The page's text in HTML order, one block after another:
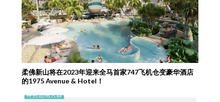
柔佛新山将在2023年迎来全马首家747飞机仓变豪华酒店
的1975 Avenue & Hotel！